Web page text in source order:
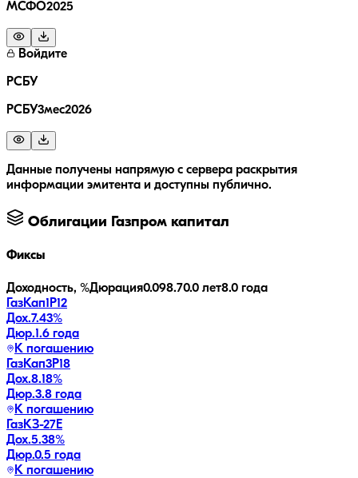
МСФО2025
Войдите
РСБУ
РСБУ3мес2026
Данные получены напрямую с сервера раскрытия
информации эмитента и доступны публично.
Облигации Газпром капитал
Фиксы
Доходность, %Дюрация0.098.70.0 лет8.0 года
ГазКап1P12
Дох.7.43%
Дюр.1.6 года
К погашению
ГазКап3P18
Дох.8.18%
Дюр.3.8 года
К погашению
ГазКЗ-27Е
Дох.5.38%
Дюр.0.5 года
К погашению